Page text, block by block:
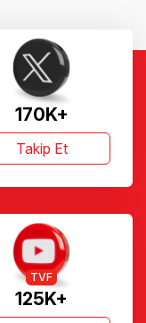
170K+
Takip Et
125K+
TVF